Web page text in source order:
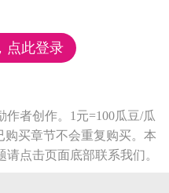
点此登录
者创作。1元=100瓜豆/瓜
买章节不会重复购买。本
点击页面底部联系我们。